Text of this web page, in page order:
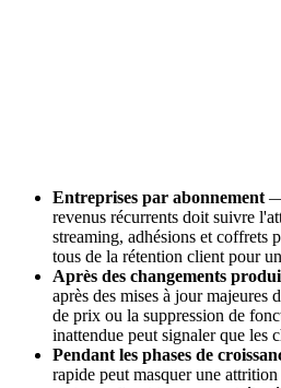
Entreprises par abonnement —
revenus récurrents doit suivre
streaming, adhésions et coffrets
tous de la rétention client pour
Après des changements
après des mises à jour majeures
de prix ou la suppression de
inattendue peut signaler que les
Pendant les phases de
rapide peut masquer une